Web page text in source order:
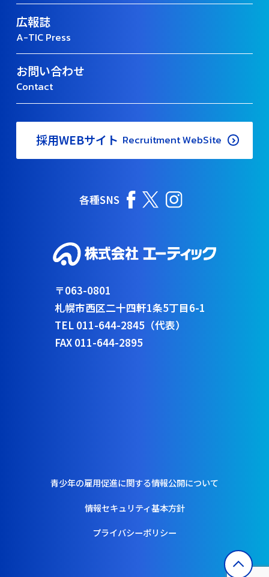
広報誌
A-TIC Press
お問い合わせ
Contact
採用WEBサイト Recruitment WebSite
各種SNS
〒063-0801
札幌市西区二十四軒1条5丁目6-1
TEL 011-644-2845（代表）
FAX 011-644-2895
青少年の雇用促進に関する情報公開について
情報セキュリティ基本方針
プライバシーポリシー